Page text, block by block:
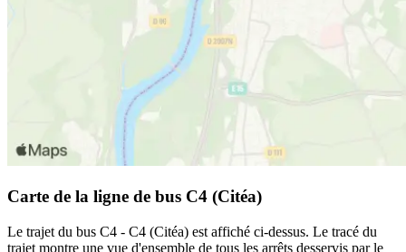
Carte de la ligne de bus C4 (Citéa)
Le trajet du bus C4 - C4 (Citéa) est affiché ci-dessus. Le tracé du
trajet montre une vue d'ensemble de tous les arrêts desservis par le